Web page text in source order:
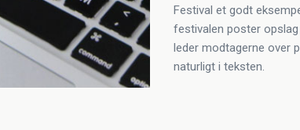
Festival et godt
festivalen poster
leder modtagerne over
naturligt i teksten.